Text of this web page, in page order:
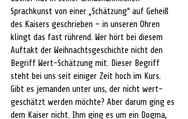
Sprachkunst von einer „Schätzung“ auf Geheiß
des Kaisers geschrieben – in unseren Ohren
klingt das fast rührend. Wer hört bei diesem
Auftakt der Weihnachtsgeschichte nicht den
Begriff Wert-Schätzung mit. Dieser Begriff
steht bei uns seit einiger Zeit hoch im Kurs.
Gibt es jemanden unter uns, der nicht wert-
geschätzt werden möchte? Aber darum ging es
dem Kaiser nicht. Ihm ging es um ein Dogma,